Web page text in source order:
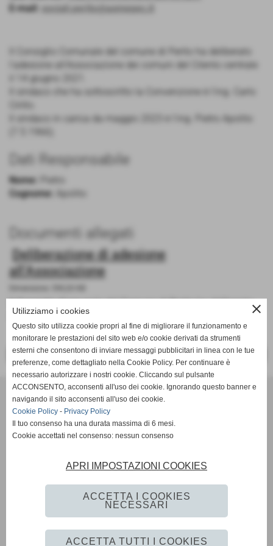
E-mail:
sociali.perito@asmepec.it
il 14 giugno 2021.
Il sindaco in carica da maggio 2023 è l'ing. Pietro Apolito
Dati Responsabile
Nome:
Cognome:
Documenti allegati
Deliberazione di adesione
all'Associazione
Il Consiglio Comunale del Comune di Perito ha deliberato
l'adesione all'Associazione il 14 di giugno 2021
<< PRECEDENTE SUCCESSIVO >>
Realizzato e gestito
Realizzato da Impresa Insieme S.r.l. e passato a l'Istituto di
Ricerca sulla Formazione Intervento (IRIFI)
Social
close
Utilizziamo i cookies
Questo sito utilizza cookie propri al fine di migliorare il funzionamento e
monitorare le prestazioni del sito web e/o cookie derivati da strumenti
esterni che consentono di inviare messaggi pubblicitari in linea con le tue
preferenze, come dettagliato nella Cookie Policy. Per continuare è
necessario autorizzare i nostri cookie. Cliccando sul pulsante
ACCONSENTO, acconsenti all'uso dei cookie. Ignorando questo banner e
navigando il sito acconsenti all'uso dei cookie.
Cookie Policy - Privacy Policy
Il tuo consenso ha una durata massima di 6 mesi.
Cookie accettati nel consenso: nessun consenso
APRI IMPOSTAZIONI COOKIES
ACCETTA I COOKIES
NECESSARI
ACCETTA TUTTI I COOKIES